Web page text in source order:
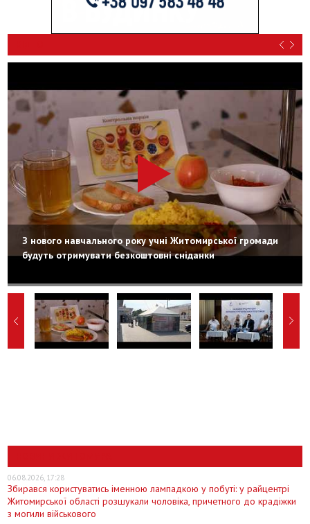
З нового навчального року учні Житомирської громади
будуть отримувати безкоштовні сніданки
06.08.2026, 17:28
Збирався користуватись іменною лампадкою у побуті: у райцентрі
Житомирської області розшукали чоловіка, причетного до крадіжки
з могили військового